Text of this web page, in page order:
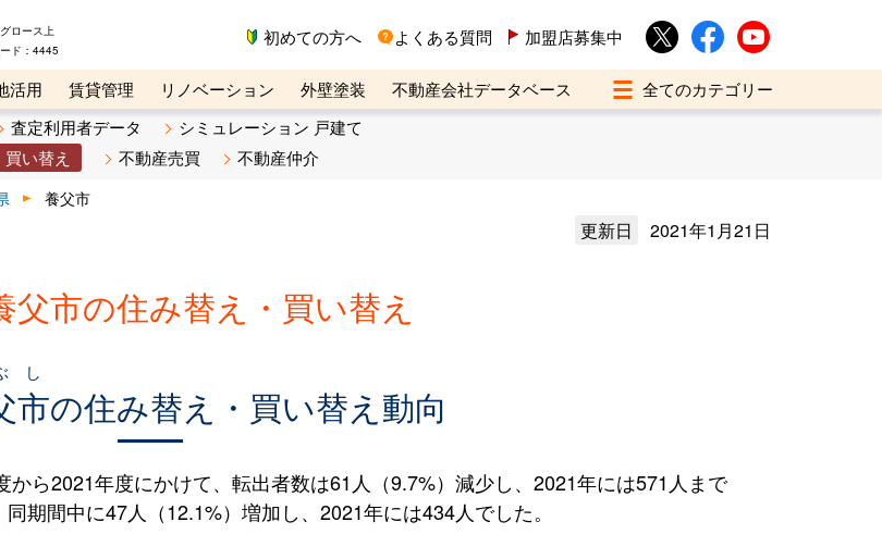
ロース上
ド：4445
初めての方へ よくある質問 加盟店募集中
活用 賃貸管理 リノベーション 外壁塗装
不動産会社データベース
リビンマガジンBiz 不動産売却ご相談デスク
査定利用者データ
シミュレーション 戸建て
い替え 不動産売買 不動産仲介
養父市
更新日 2021年1月21日
父市の住み替え・買い替え
市
し
の住み替え・買い替え動向
ら2021年度にかけて、転出者数は61人（9.7%）減少し、2021年には571人まで
期間中に47人（12.1%）増加し、2021年には434人でした。